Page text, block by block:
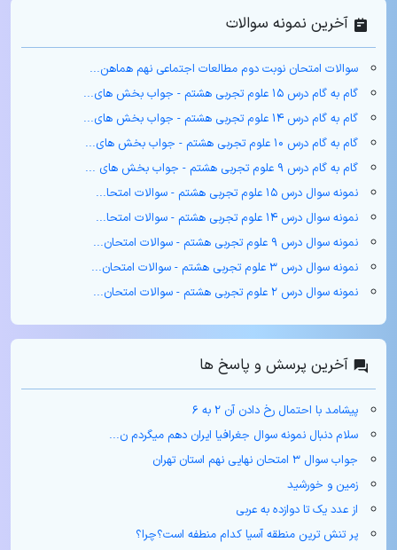
آخرین نمونه سوالات
سوالات امتحان نوبت دوم مطالعات اجتماعی نهم هماهن...
گام به گام درس ۱۵ علوم تجربی هشتم - جواب بخش های...
گام به گام درس ۱۴ علوم تجربی هشتم - جواب بخش های...
گام به گام درس ۱۰ علوم تجربی هشتم - جواب بخش های...
گام به گام درس ۹ علوم تجربی هشتم - جواب بخش های ...
نمونه سوال درس ۱۵ علوم تجربی هشتم - سوالات امتحا...
نمونه سوال درس ۱۴ علوم تجربی هشتم - سوالات امتحا...
نمونه سوال درس ۹ علوم تجربی هشتم - سوالات امتحان...
نمونه سوال درس ۳ علوم تجربی هشتم - سوالات امتحان...
نمونه سوال درس ۲ علوم تجربی هشتم - سوالات امتحان...
آخرین پرسش و پاسخ ها
پیشامد با احتمال رخ دادن آن ۲ به ۶
سلام دنبال نمونه سوال جغرافیا ایران دهم میگردم ن...
جواب سوال ۳ امتحان نهایی نهم استان تهران
زمین و خورشید
از عدد یک تا دوازده به عربی
پر تنش ترین منطقه آسیا کدام منطفه است؟چرا؟